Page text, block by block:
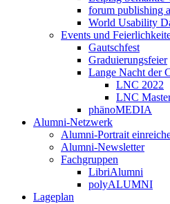
forum publishing
World Usability
Events und
Gautschfest
Graduierungsfeier
Lange Nacht der
LNC 2022
LNC
phänoMEDIA
Alumni-Netzwerk
Alumni-Portrait
Alumni-Newsletter
Fachgruppen
LibriAlumni
polyALUMNI
Lageplan